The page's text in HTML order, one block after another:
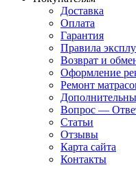
Доставка
Оплата
Гарантия
Правила
Возврат и
Оформление
Ремонт
Вопрос —
Статьи
Отзывы
Карта сайта
Контакты